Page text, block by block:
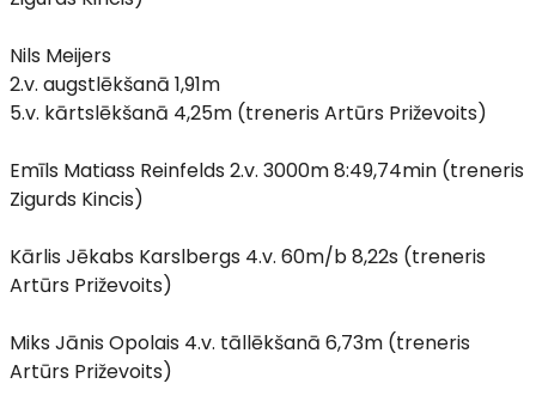
Nils Meijers
2.v. augstlēkšanā 1,91m
5.v. kārtslēkšanā 4,25m (treneris Artūrs Priževoits)
Emīls Matiass Reinfelds 2.v. 3000m 8:49,74min (treneris
Zigurds Kincis)
Kārlis Jēkabs Karslbergs 4.v. 60m/b 8,22s (treneris
Artūrs Priževoits)
Miks Jānis Opolais 4.v. tāllēkšanā 6,73m (treneris
Artūrs Priževoits)